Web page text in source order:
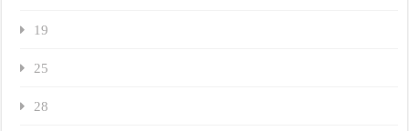
19
25
28